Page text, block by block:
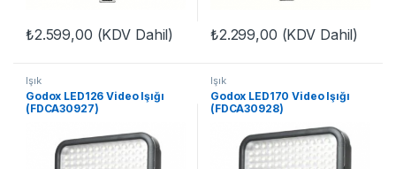
₺2.599,00 (KDV Dahil) ₺2.299,00 (KDV Dahil)
Işık
Godox LED126 Video Işığı
(FDCA30927)
Işık
Godox LED170 Video Işığı
(FDCA30928)